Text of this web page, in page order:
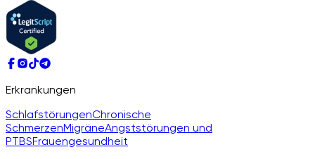
Erkrankungen
SchlafstörungenChronische
SchmerzenMigräneAngststörungen und
PTBSFrauengesundheit